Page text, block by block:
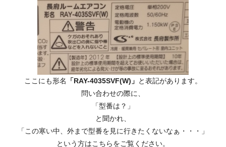
ここにも形名 「RAY-4035SVF(W)」 と表記があります。
問い合わせの際に、
「型番は？」
と聞かれ、
「この寒い中、外まで型番を見に行きたくないなぁ・・・」
という方はこちらをご覧ください。